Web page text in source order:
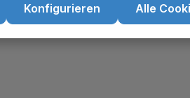
Konfigurieren Alle